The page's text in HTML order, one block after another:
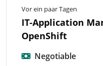
Vor ein paar Tagen
IT-Application
OpenShift
Negotiable